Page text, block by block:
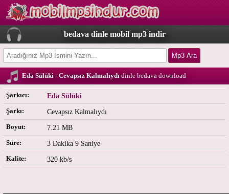
bedava dinle mobil mp3 indir
Eda Sülüki - Cevapsız Kalmalıydı dinle bedava download
Şarkıcı: Eda Sülüki
Şarkı: Cevapsız Kalmalıydı
Boyut: 7.21 MB
Süre: 3 Dakika 9 Saniye
Kalite: 320 kb/s